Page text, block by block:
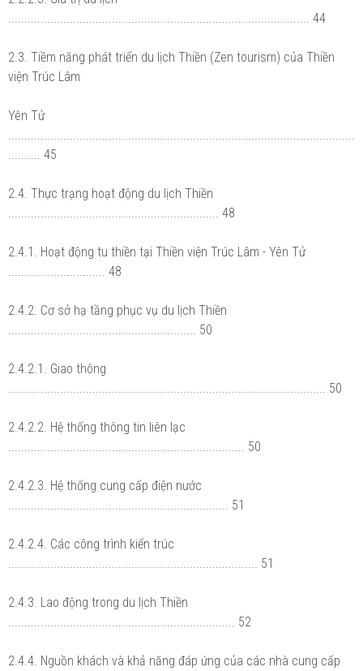
............................................................................................. 44
2.3. Tiềm năng phát triển du lịch Thiền (Zen tourism) của Thiền
viện Trúc Lâm
Yên Tử
.......... 45
2.4. Thực trạng hoạt động du lịch Thiền
................................................................. 48
2.4.1. Hoạt động tu thiền tại Thiền viện Trúc Lâm - Yên Tử
.............................. 48
2.4.2. Cơ sở hạ tầng phục vụ du lịch Thiền
.......................................................... 50
2.4.2.1. Giao thông
.................................................................................................. 50
2.4.2.2. Hệ thống thông tin liên lạc
......................................................................... 50
2.4.2.3. Hệ thống cung cấp điện nước
.................................................................... 51
2.4.2.4. Các công trình kiến trúc
............................................................................. 51
2.4.3. Lao động trong du lịch Thiền
...................................................................... 52
2.4.4. Nguồn khách và khả năng đáp ứng của các nhà cung cấp